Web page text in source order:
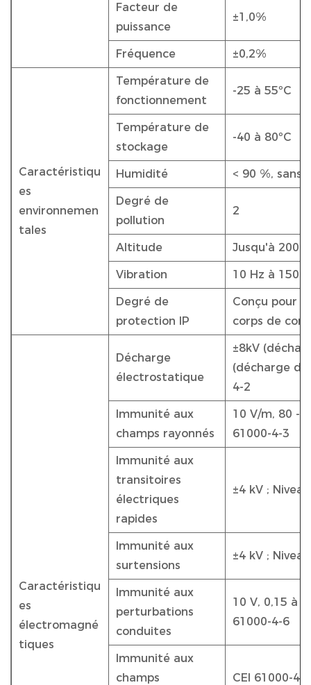
Facteur de
puissance
±1,0%
Fréquence ±0,2%
Caractéristiqu
es
environnemen
tales
Température de
fonctionnement
-25 à 55ºC
Température de
stockage
-40 à 80ºC
Humidité < 90 %, sans
Degré de
pollution
2
Altitude Jusqu'à
Vibration 10 Hz à 150
Degré de
protection IP
Conçu pour
corps de
Caractéristiqu
es
électromagné
tiques
Décharge
électrostatique
±8kV
(décharge
4-2
Immunité aux
champs rayonnés
10 V/m, 80 -
61000-4-3
Immunité aux
transitoires
électriques
rapides
±4 kV ;
Immunité aux
surtensions
±4 kV ;
Immunité aux
perturbations
conduites
10 V, 0,15 à
61000-4-6
Immunité aux
champs
CEI 61000-4-8